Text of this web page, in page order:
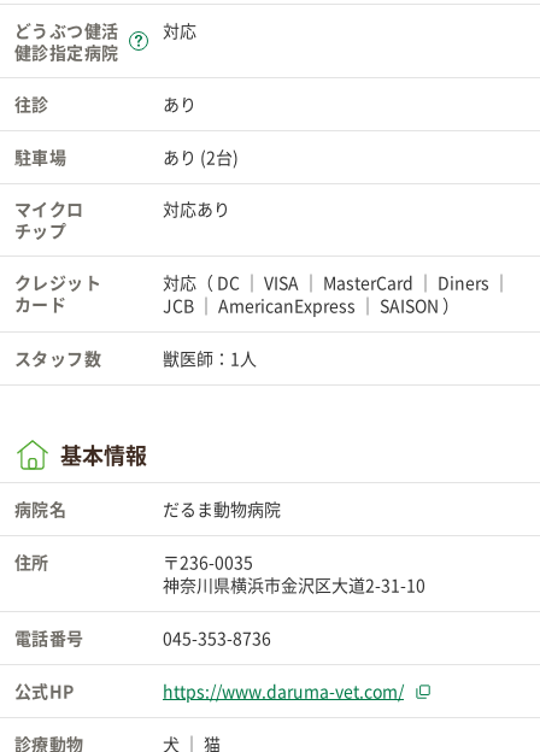
どうぶつ健活
健診指定病院
対応
往診 あり
駐車場 あり (2台)
マイクロ
チップ
対応あり
クレジット
カード
対応（ DC VISA MasterCard
Diners
JCB
AmericanExpress SAISON ）
スタッフ数 獣医師：1人
基本情報
病院名 だるま動物病院
住所
〒236-0035
神奈川県横浜市金沢区大道2-31-10
電話番号 045-353-8736
公式HP https://www.daruma-vet.com/
診療動物 犬 猫